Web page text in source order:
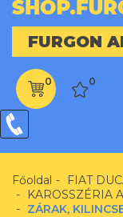
FURGON
0 0
Főoldal FIAT
KAROSSZÉRIA
ZÁRAK,